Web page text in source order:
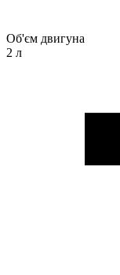
Об'єм двигуна
2 л